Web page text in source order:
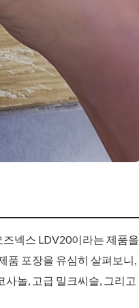
넥스 LDV20이라는 제품을
품 포장을 유심히 살펴보니,
놀, 고급 밀크씨슬, 그리고